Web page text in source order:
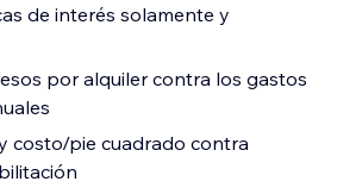
de interés solamente y
por alquiler contra los gastos
costo/pie cuadrado contra